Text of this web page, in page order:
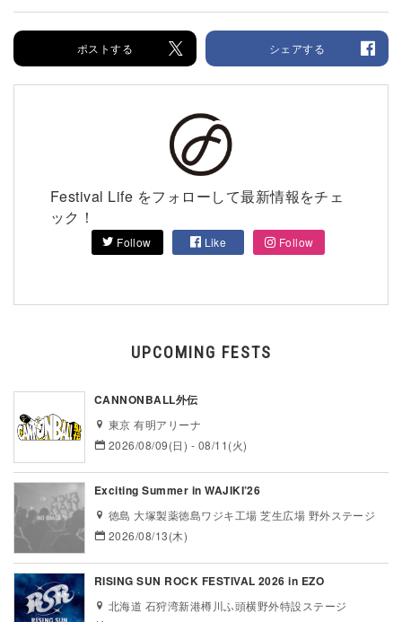
ポストする シェアする
Festival Life をフォローして最新情報をチェ
ック！
Follow Like Follow
UPCOMING FESTS
CANNONBALL外伝
東京 有明アリーナ
2026/08/09(日) - 08/11(火)
Exciting Summer in WAJIKI’26
徳島 大塚製薬徳島ワジキ工場 芝生広場 野外ステージ
2026/08/13(木)
RISING SUN ROCK FESTIVAL 2026 in EZO
北海道 石狩湾新港樽川ふ頭横野外特設ステージ